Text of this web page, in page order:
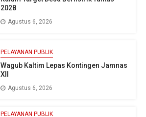
2028
Agustus 6, 2026
PELAYANAN PUBLIK
Wagub Kaltim Lepas Kontingen Jamnas
XII
Agustus 6, 2026
PELAYANAN PUBLIK